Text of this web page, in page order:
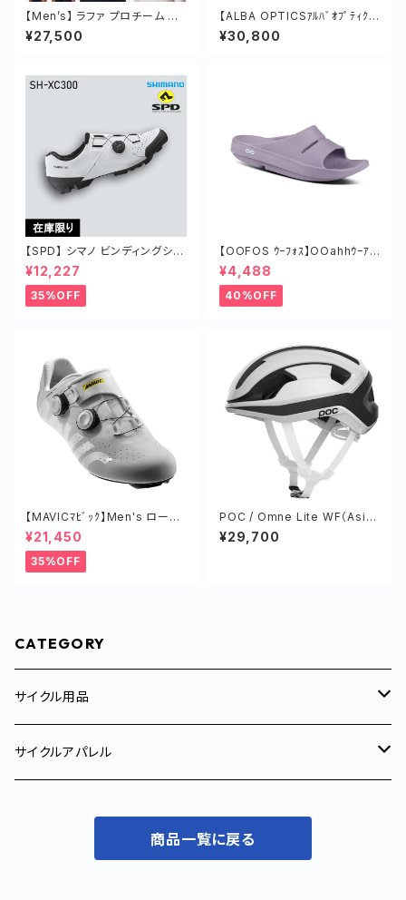
【Men’s】 ラファ プロチーム ロ
ングスリーブ ミッドウェイト ジャ
ージ 長袖 春 秋
¥27,500
【ALBA OPTICSｱﾙﾊﾞｵﾌﾟﾃｨｸ
ｽ】 STRATOS／VZUM POU
¥30,800
【SPD】 シマノ ビンディングシュ
ーズ SH-XC300 BOA ボア 靴
¥12,227
35%OFF
【OOFOS ｳｰﾌｫｽ】OOahhｳｰｱｰ
MAUVE
¥4,488
40%OFF
【MAVICﾏﾋﾞｯｸ】Men's ロード
シューズ／Cosmic Pro
¥21,450
35%OFF
POC / Omne Lite WF（Asian
Fit）/ オムネライトワイドフィト
（アジアンフィット）
¥29,700
CATEGORY
サイクル用品
サイクルトレーナー
コンポーネント
サイクルアパレル
サイクルジャージ
商品一覧に戻る